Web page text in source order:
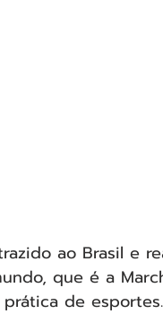
ao Brasil e
que é a
de esportes.